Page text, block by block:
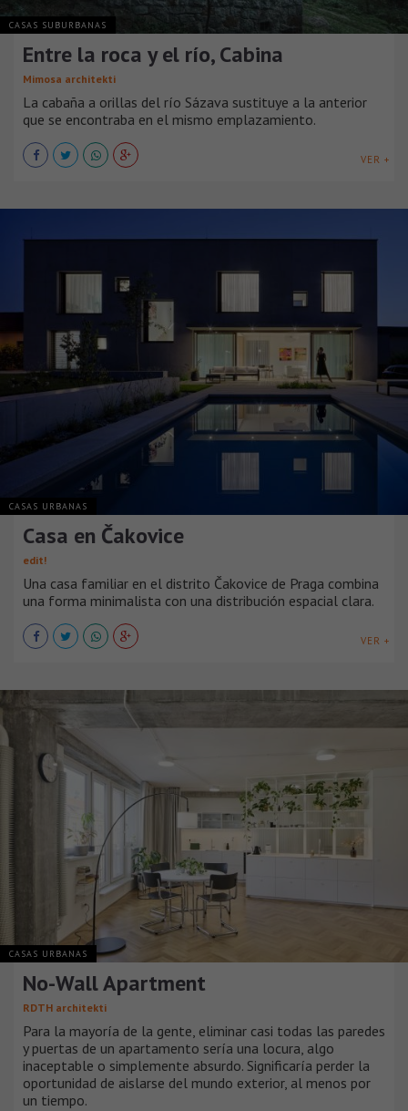
CASAS SUBURBANAS
Entre la roca y el río, Cabina
Mimosa architekti
La cabaña a orillas del río Sázava sustituye a la anterior
que se encontraba en el mismo emplazamiento.
VER +
CASAS URBANAS
Casa en Čakovice
edit!
Una casa familiar en el distrito Čakovice de Praga combina
una forma minimalista con una distribución espacial clara.
VER +
CASAS URBANAS
No-Wall Apartment
RDTH architekti
Para la mayoría de la gente, eliminar casi todas las paredes
y puertas de un apartamento sería una locura, algo
inaceptable o simplemente absurdo. Significaría perder la
oportunidad de aislarse del mundo exterior, al menos por
un tiempo.